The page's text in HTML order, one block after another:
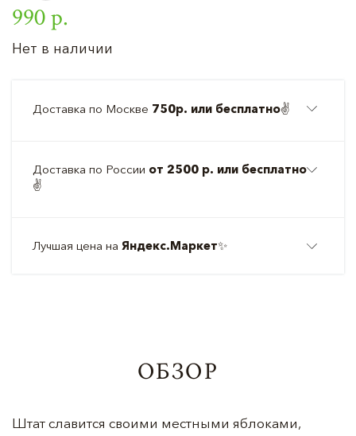
990 р.
Нет в наличии
Доставка по Москве 750р. или бесплатно✌️
Доставка по России от 2500 р. или бесплатно
✌️
Лучшая цена на Яндекс.Маркет✨
ОБЗОР
Штат славится своими местными яблоками,